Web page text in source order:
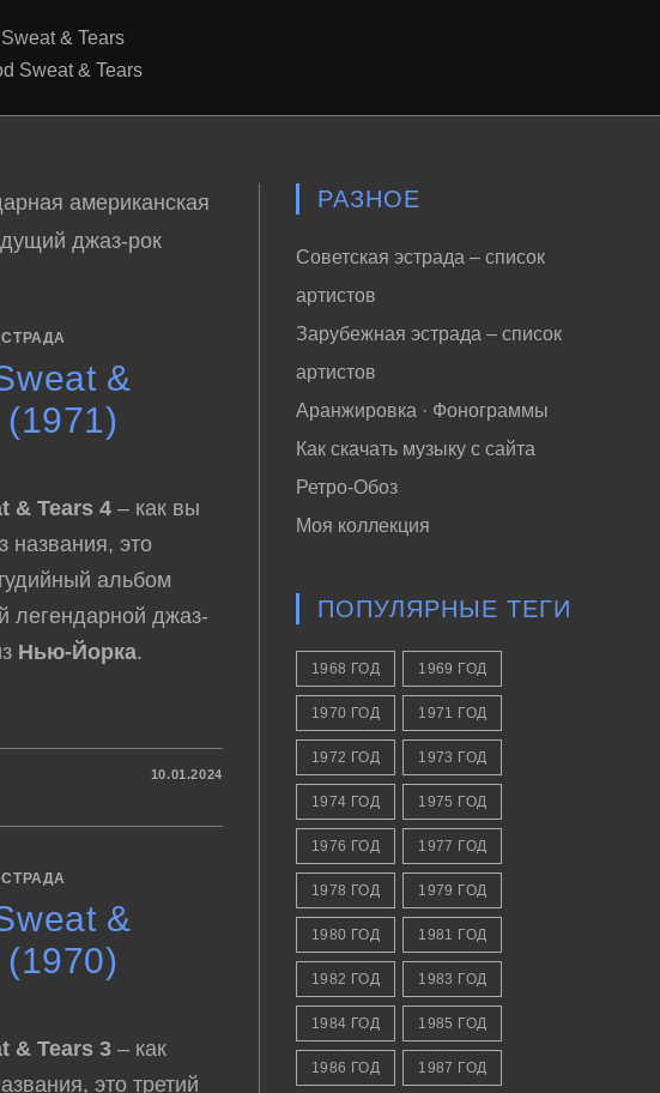
& Tears
Sweat & Tears
американская
джаз-рок
&
& Tears 4 – как вы
названия, это
альбом
легендарной джаз-
Нью-Йорка.
(1971)
10.01.2024
&
& Tears 3 – как
это третий
РАЗНОЕ
Советская эстрада – список
артистов
Зарубежная эстрада – список
артистов
Аранжировка · Фонограммы
Как скачать музыку с сайта
Ретро-Обоз
Моя коллекция
ПОПУЛЯРНЫЕ ТЕГИ
1968 ГОД 1969 ГОД
1970 ГОД 1971 ГОД
1972 ГОД 1973 ГОД
1974 ГОД 1975 ГОД
1976 ГОД 1977 ГОД
1978 ГОД 1979 ГОД
1980 ГОД 1981 ГОД
1982 ГОД 1983 ГОД
1984 ГОД 1985 ГОД
1986 ГОД 1987 ГОД